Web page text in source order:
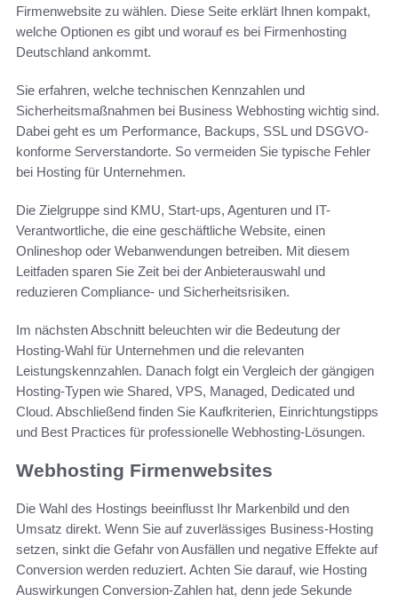
Firmenwebsite zu wählen. Diese Seite erklärt Ihnen kompakt,
welche Optionen es gibt und worauf es bei Firmenhosting
Deutschland ankommt.
Sie erfahren, welche technischen Kennzahlen und
Sicherheitsmaßnahmen bei Business Webhosting wichtig sind.
Dabei geht es um Performance, Backups, SSL und DSGVO-
konforme Serverstandorte. So vermeiden Sie typische Fehler
bei Hosting für Unternehmen.
Die Zielgruppe sind KMU, Start-ups, Agenturen und IT-
Verantwortliche, die eine geschäftliche Website, einen
Onlineshop oder Webanwendungen betreiben. Mit diesem
Leitfaden sparen Sie Zeit bei der Anbieterauswahl und
reduzieren Compliance- und Sicherheitsrisiken.
Im nächsten Abschnitt beleuchten wir die Bedeutung der
Hosting-Wahl für Unternehmen und die relevanten
Leistungskennzahlen. Danach folgt ein Vergleich der gängigen
Hosting-Typen wie Shared, VPS, Managed, Dedicated und
Cloud. Abschließend finden Sie Kaufkriterien, Einrichtungstipps
und Best Practices für professionelle Webhosting-Lösungen.
Webhosting Firmenwebsites
Die Wahl des Hostings beeinflusst Ihr Markenbild und den
Umsatz direkt. Wenn Sie auf zuverlässiges Business-Hosting
setzen, sinkt die Gefahr von Ausfällen und negative Effekte auf
Conversion werden reduziert. Achten Sie darauf, wie Hosting
Auswirkungen Conversion-Zahlen hat, denn jede Sekunde